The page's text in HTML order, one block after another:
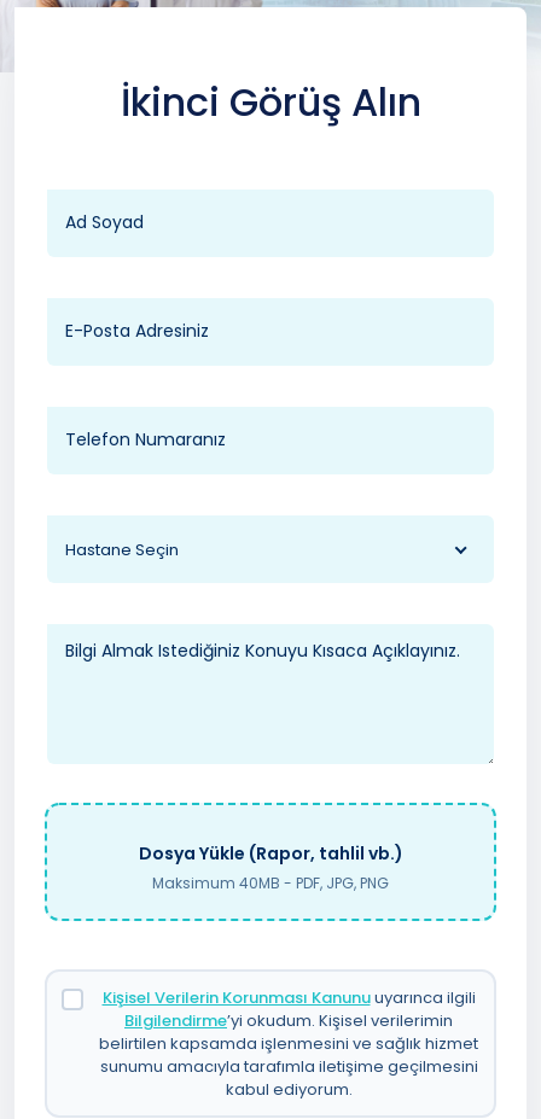
İkinci Görüş Alın
Hastane Seçin
Dosya Yükle (Rapor, tahlil vb.)
Maksimum 40MB - PDF, JPG, PNG
Kişisel Verilerin Korunması Kanunuuyarınca ilgili
Bilgilendirme’yi okudum. Kişisel verilerimin
belirtilen kapsamda işlenmesini ve sağlık hizmet
sunumu amacıyla tarafımla iletişime geçilmesini
kabul ediyorum.